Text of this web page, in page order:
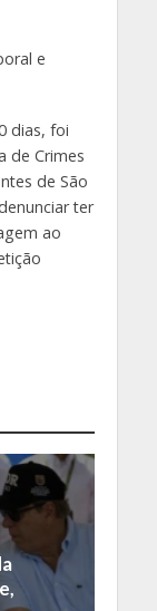
e
dias, foi
de Crimes
de São
ter
ao